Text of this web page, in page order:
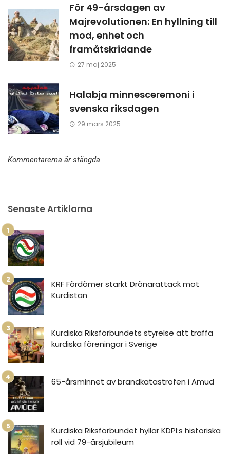
För 49-årsdagen av
Majrevolutionen: En hyllning till
mod, enhet och
framåtskridande
27 maj 2025
Halabja minnesceremoni i
svenska riksdagen
29 mars 2025
Kommentarerna är stängda.
Senaste Artiklarna
KRF Fördömer starkt Drönarattack mot
Kurdistan
Kurdiska Riksförbundets styrelse att träffa
kurdiska föreningar i Sverige
65-årsminnet av brandkatastrofen i Amud
Kurdiska Riksförbundet hyllar KDPI:s historiska
roll vid 79-årsjubileum